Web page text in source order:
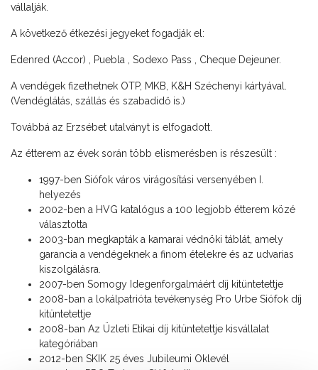
vállalják.
A következő étkezési jegyeket fogadják el:
Edenred (Accor) , Puebla , Sodexo Pass , Cheque Dejeuner.
A vendégek fizethetnek OTP, MKB, K&H Széchenyi kártyával.
(Vendéglátás, szállás és szabadidő is.)
Továbbá az Erzsébet utalványt is elfogadott.
Az étterem az évek során több elismerésben is részesült :
1997-ben Siófok város virágosítási versenyében I.
helyezés
2002-ben a HVG katalógus a 100 legjobb étterem közé
választotta
2003-ban megkapták a kamarai védnöki táblát, amely
garancia a vendégeknek a finom ételekre és az udvarias
kiszolgálásra.
2007-ben Somogy Idegenforgalmáért díj kitüntetettje
2008-ban a lokálpatrióta tevékenység Pro Urbe Siófok díj
kitüntetettje
2008-ban Az Üzleti Etikai díj kitüntetettje kisvállalat
kategóriában
2012-ben SKIK 25 éves Jubileumi Oklevél